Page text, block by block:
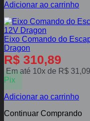
Adicionar ao carrinho
Eixo Comando do
Dragon
R$ 310,89
Em até 10x de R$ 31,09
Pix
Adicionar ao carrinho
Continuar Comprando